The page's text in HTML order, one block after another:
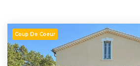
Coup De Coeur